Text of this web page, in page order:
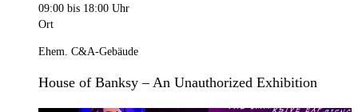
09:00 bis 18:00 Uhr
Ort
Ehem. C&A-Gebäude
House of Banksy – An Unauthorized Exhibition